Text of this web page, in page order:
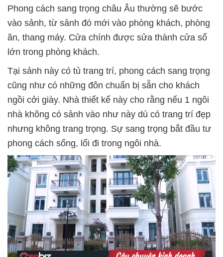
Phong cách sang trọng châu Âu thường sẽ bước
vào sảnh, từ sảnh đó mới vào phòng khách, phòng
ăn, thang máy. Cửa chính được sửa thành cửa sổ
lớn trong phòng khách.
Tại sảnh này có tủ trang trí, phong cách sang trọng
cũng như có những đôn chuẩn bị sẵn cho khách
ngồi cởi giày. Nhà thiết kế này cho rằng nếu 1 ngôi
nhà không có sảnh vào như này dù có trang trí đẹp
nhưng không trang trọng. Sự sang trọng bắt đầu tư
phong cách sống, lối đi trong ngôi nhà.